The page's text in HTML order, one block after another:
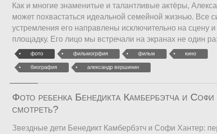
Как и многие знаменитые и талантливые актёры,
может похвастаться идеальной семейной жизнью. Все
устремления его направлены исключительно на сцену
площадку. Его лицо мы встречали на экранах не один
фото фильмогрфия фильм кино
биография александр вершинин
Фото ребенка Бенедикта Камбербэтча и
смотреть?
Звездные дети Бенедикт Камбербэтч и Софи Хантер: